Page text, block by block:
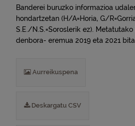
Banderei buruzko informazioa
hondartzetan (H/A=Horia, G/
S.E./N.S.=Soroslerik ez).
denbora- eremua 2019 eta 2021
Aurreikuspena
Deskargatu CSV